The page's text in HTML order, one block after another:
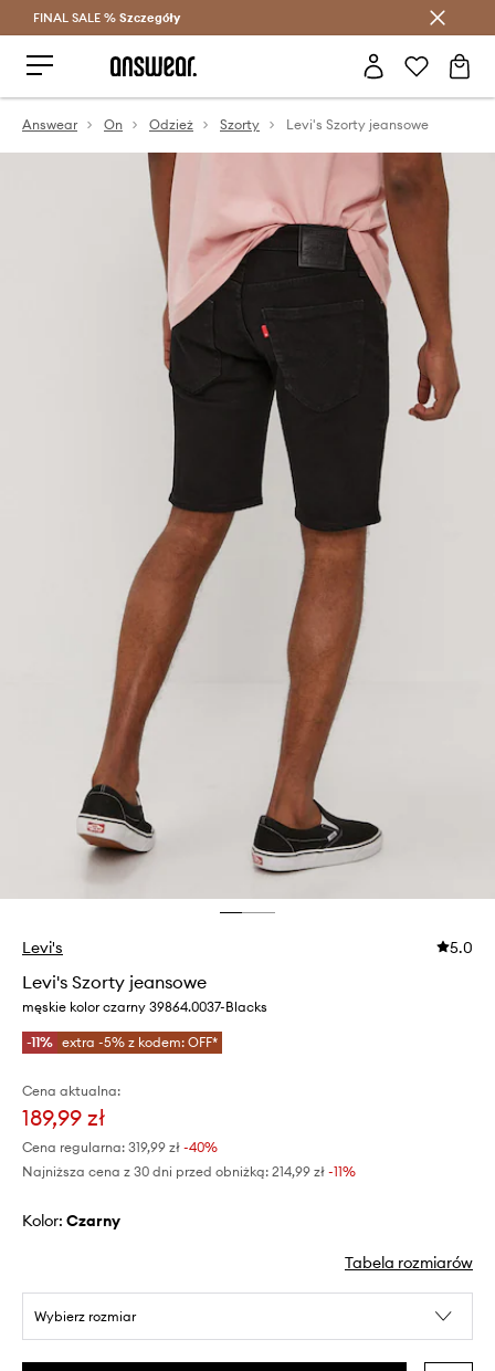
Oszczędzaj z Answear Club >
FINAL SALE % Szczegóły
Answear On Odzież Szorty Levi's Szorty jeansowe
Levi's 5.0
Levi's Szorty jeansowe
męskie kolor czarny 39864.0037-Blacks
-11% extra -5% z kodem: OFF*
Cena aktualna:
189,99 zł
Cena regularna: 319,99 zł -40%
Najniższa cena z 30 dni przed obniżką: 214,99 zł -11%
Kolor: czarny
Tabela rozmiarów
Wybierz rozmiar